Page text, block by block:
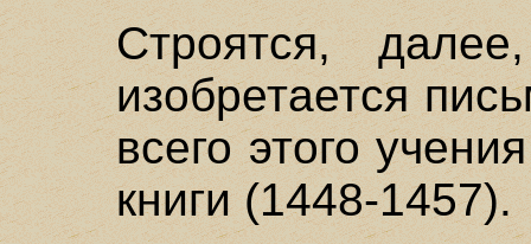
Строятся,
изобретается
всего этого
книги (1448-1457).